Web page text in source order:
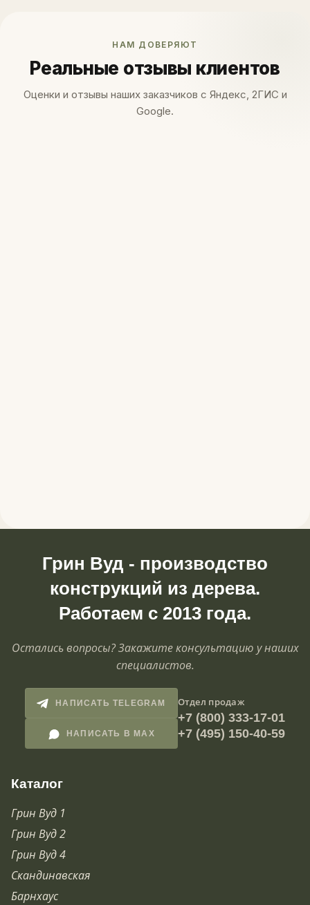
НАМ ДОВЕРЯЮТ
Реальные отзывы клиентов
Оценки и отзывы наших заказчиков с Яндекс, 2ГИС и
Google.
Грин Вуд - производство
конструкций из дерева.
Работаем с 2013 года.
Остались вопросы? Закажите консультацию у наших
специалистов.
НАПИСАТЬ TELEGRAM
НАПИСАТЬ В MAX
Отдел продаж
+7 (800) 333-17-01
+7 (495) 150-40-59
Каталог
Грин Вуд 1
Грин Вуд 2
Грин Вуд 4
Скандинавская
Барнхаус